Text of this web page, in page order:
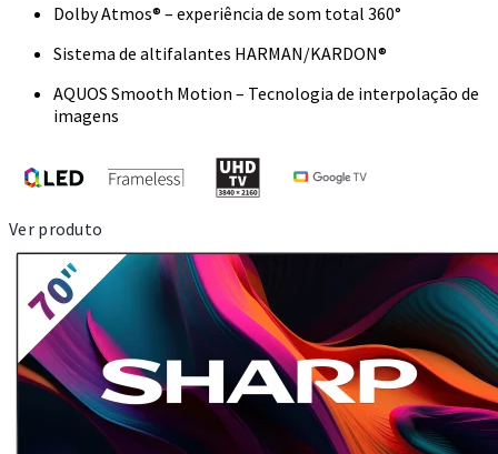
Dolby Atmos® – experiência de som total 360°
Sistema de altifalantes HARMAN/KARDON®
AQUOS Smooth Motion – Tecnologia de interpolação de
imagens
Ver produto